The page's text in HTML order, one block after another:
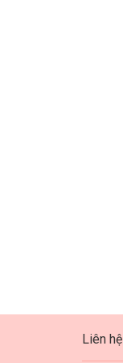
Liên hệ